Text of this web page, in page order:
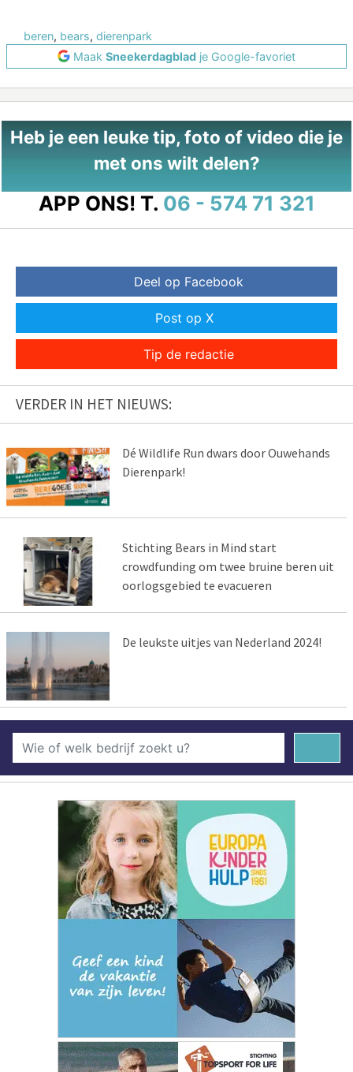
beren, bears, dierenpark
Maak Sneekerdagblad je Google-favoriet
Heb je een leuke tip, foto of video die je
met ons wilt delen?
APP ONS! T. 06 - 574 71 321
Deel op Facebook
Post op X
Tip de redactie
VERDER IN HET NIEUWS:
Dé Wildlife Run dwars door Ouwehands
Dierenpark!
Stichting Bears in Mind start
crowdfunding om twee bruine beren uit
oorlogsgebied te evacueren
De leukste uitjes van Nederland 2024!